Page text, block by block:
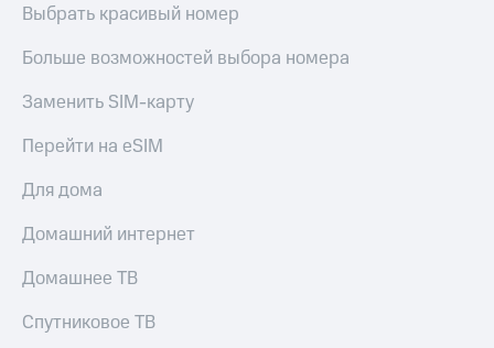
Выбрать красивый номер
Больше возможностей выбора номера
Заменить SIM-карту
Перейти на eSIM
Для дома
Домашний интернет
Домашнее ТВ
Спутниковое ТВ